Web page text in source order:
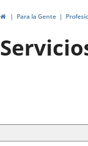
HomePara la Gente